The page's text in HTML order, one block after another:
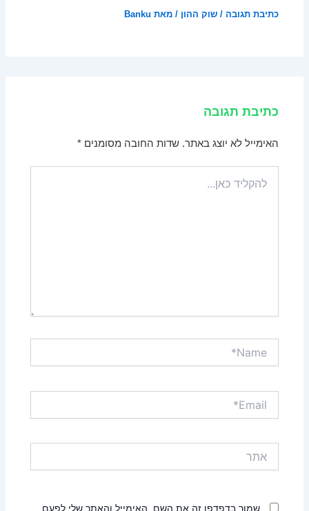
כתיבת תגובה /שוק ההון / מאת Banku
כתיבת תגובה
האימייל לא יוצג באתר. שדות החובה מסומנים*
כאן...
שמור בדפדפן זה את השם, האימייל והאתר שלי לפעם